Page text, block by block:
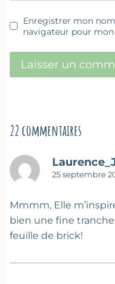
Enregistrer mon
navigateur pour
22 commentaires
25 septembre
Mmmm, Elle
bien une fine
feuille de brick!